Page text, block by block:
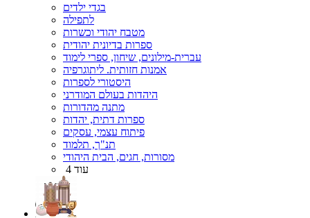
בגדי ילדים
לתפילה
מטבח יהודי וכשרות
ספרות בדיונית יהודית
עברית-מילונים, שיחון, ספרי לימוד
אמנות חזותית. ליתוגרפיה
היסטורי לספרות
היהדות בעולם המודרני
מתנה מהדורות
ספרות דתית, יהדות
פיתוח עצמי, עסקים
תנ"ך, תלמוד
מסורות, חגים, הבית היהודי
עוד 4